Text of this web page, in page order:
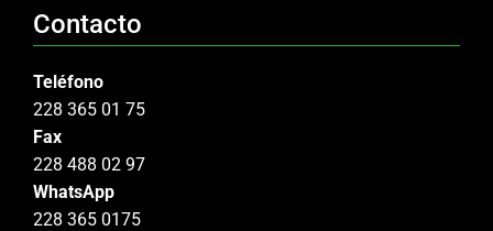
Contacto
Teléfono
228 365 01 75
Fax
228 488 02 97
WhatsApp
228 365 0175